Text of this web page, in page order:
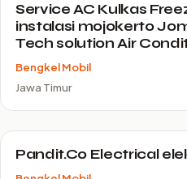
Service AC Kulkas
instalasi mojokerto
Tech solution Air
Bengkel Mobil
Jawa Timur
Pandit.Co Electrical